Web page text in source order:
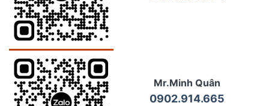
Mr.Minh Quân
0902.914.665